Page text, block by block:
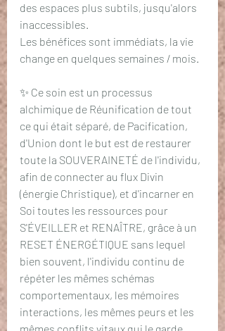
des espaces plus subtils, jusqu'alors
inaccessibles.
Les bénéfices sont immédiats, la vie
change en quelques semaines / mois.
✨ Ce soin est un processus
alchimique de Réunification de tout
ce qui était séparé, de Pacification,
d'Union dont le but est de restaurer
toute la SOUVERAINETÉ de l'individu,
afin de connecter au flux Divin
(énergie Christique), et d'incarner en
Soi toutes les ressources pour
S'ÉVEILLER et RENAÎTRE, grâce à un
RESET ÉNERGÉTIQUE sans lequel
bien souvent, l'individu continu de
répéter les mêmes schémas
comportementaux, les mémoires
interactions, les mêmes peurs et les